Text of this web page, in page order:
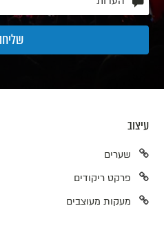
עיצוב
שערים
פרקט ריקודים
מעקות מעוצבים